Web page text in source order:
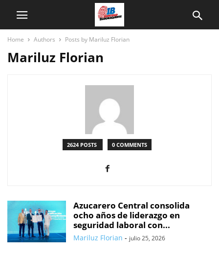
Home Authors Posts by Mariluz Florian
Mariluz Florian
2624 POSTS 0 COMMENTS
Azucarero Central consolida
ocho años de liderazgo en
seguridad laboral con...
Mariluz Florian - julio 25, 2026